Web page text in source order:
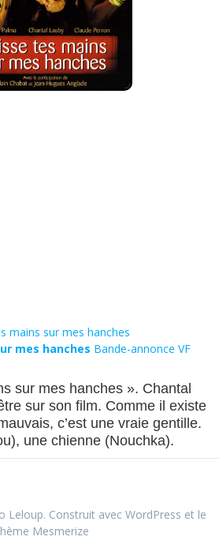
mains sur mes hanches
mes hanches Bande-annonce VF
sur mes hanches ». Chantal
sur son film. Comme il existe
c’est une vraie gentille.
une chienne (Nouchka).
Construit avec WordPress et le
Mesmerize